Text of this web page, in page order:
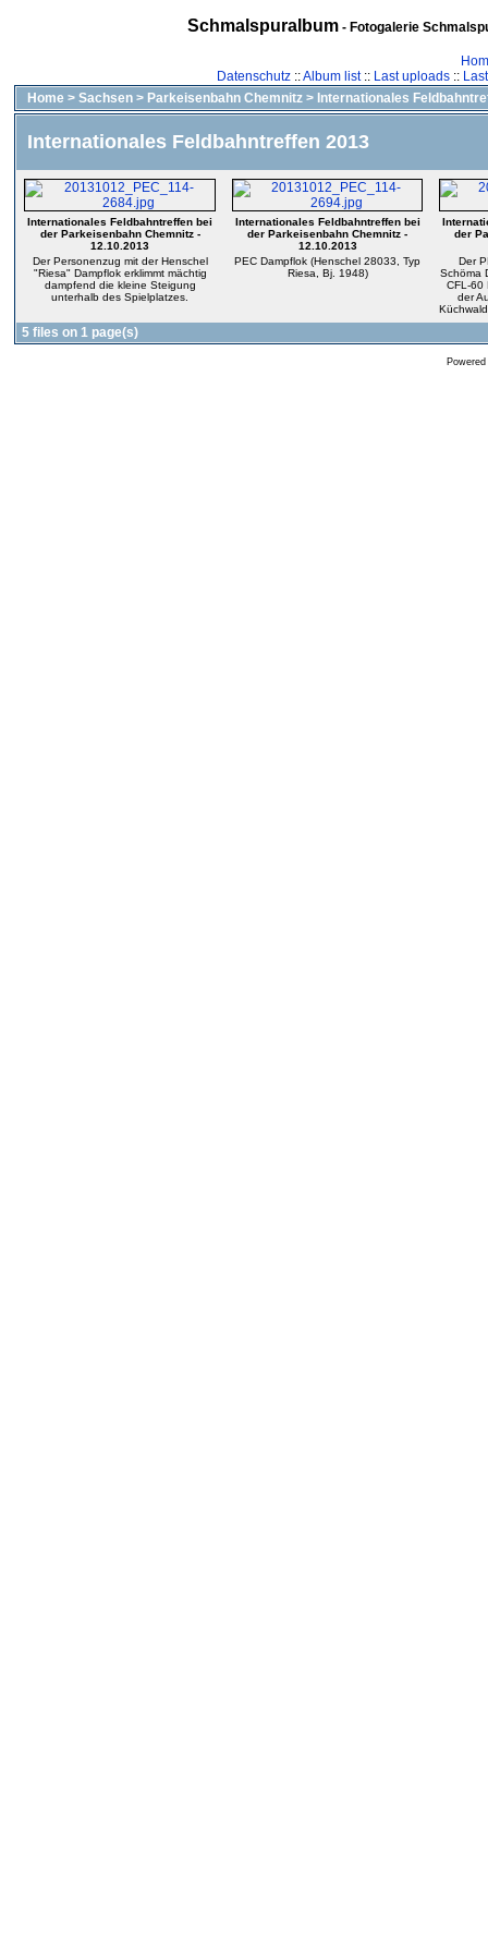
Schmalspuralbum- Fotogalerie
Datenschutz::Album list:: Last uploads::
Home > Sachsen > Parkeisenbahn Chemnitz > Internationales
Internationales Feldbahntreffen 2013
Internationales Feldbahntreffen bei
der Parkeisenbahn Chemnitz -
12.10.2013
Der Personenzug mit der Henschel
"Riesa" Dampflok erklimmt mächtig
dampfend die kleine Steigung
unterhalb des Spielplatzes.
Internationales Feldbahntreffen bei
der Parkeisenbahn Chemnitz -
12.10.2013
PEC Dampflok (Henschel 28033, Typ
Riesa, Bj. 1948)
der
Der
Schöma
CFL-60
der
5 files on 1 page(s)